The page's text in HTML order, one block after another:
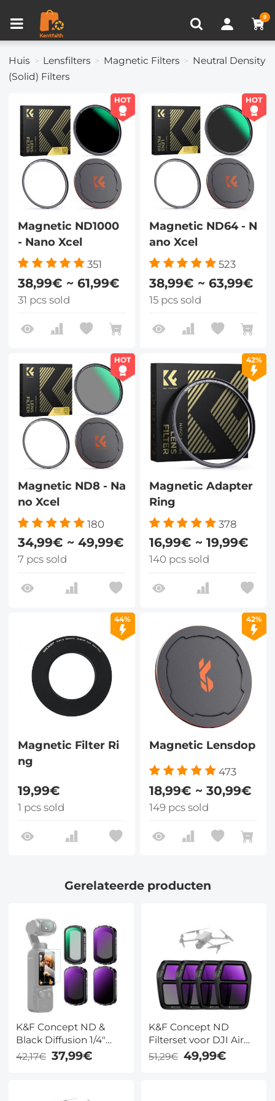
0
Huis Lensfilters Magnetic Filters
Neutral Density
(Solid) Filters
HOT
Magnetic ND1000
- Nano Xcel
351
38,99€ ~ 61,99€
31 pcs sold
HOT
Magnetic ND64 - N
ano Xcel
523
38,99€ ~ 63,99€
15 pcs sold
HOT
Magnetic ND8 - Na
no Xcel
180
34,99€ ~ 49,99€
7 pcs sold
42%
Magnetic Adapter
Ring
378
16,99€ ~ 19,99€
140 pcs sold
44%
Magnetic Filter Ri
ng
19,99€
1 pcs sold
42%
Magnetic Lensdop
473
18,99€ ~ 30,99€
149 pcs sold
Gerelateerde producten
K&F Concept ND &
Black Diffusion 1/4"
Filterset voor DJI
42,17€ 37,99€
K&F Concept ND
Filterset voor DJI Air
3S, 4 Pack ND8 ND16
51,29€ 49,99€